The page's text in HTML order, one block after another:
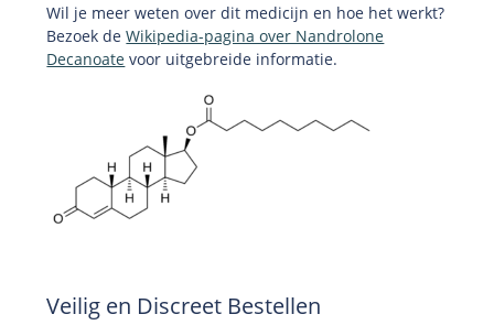
Wil je meer weten over dit medicijn en hoe het werkt?
Bezoek deWikipedia-pagina over Nandrolone
Decanoate voor uitgebreide informatie.
Veilig en Discreet Bestellen